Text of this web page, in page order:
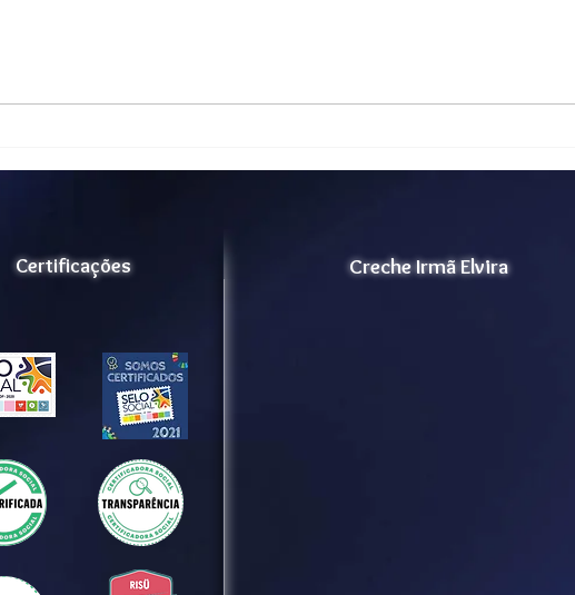
Certificações Creche Irmã Elvira